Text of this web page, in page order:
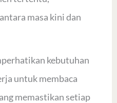
masa kini dan
kebutuhan
untuk membaca
memastikan setiap